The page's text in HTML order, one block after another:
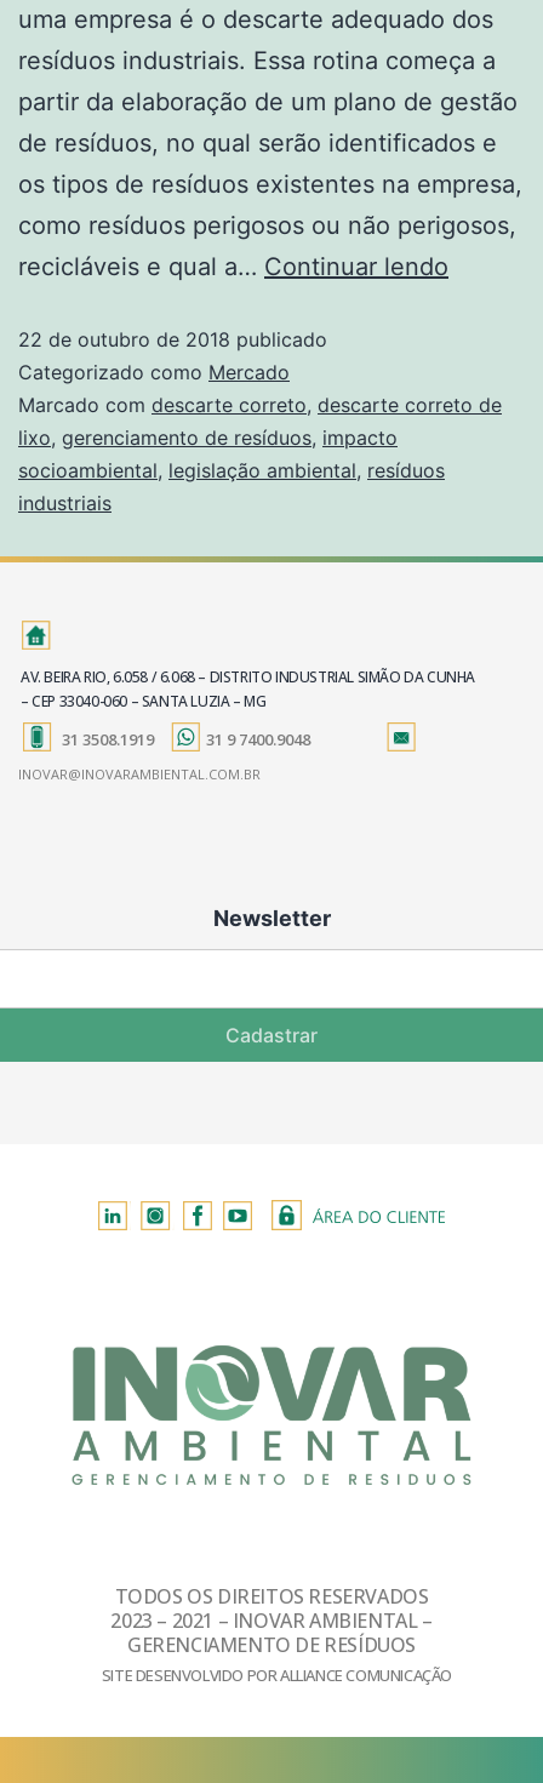
uma empresa é o descarte adequado dos
resíduos industriais. Essa rotina começa a
partir da elaboração de um plano de gestão
de resíduos, no qual serão identificados e
os tipos de resíduos existentes na empresa,
como resíduos perigosos ou não perigosos,
recicláveis e qual a… Continuar lendo
22 de outubro de 2018 publicado
Categorizado como Mercado
Marcado com descarte correto, descarte correto de
lixo, gerenciamento de resíduos, impacto
socioambiental, legislação ambiental, resíduos
industriais
AV. BEIRA RIO, 6.058 / 6.068 – DISTRITO INDUSTRIAL SIMÃO DA CUNHA
– CEP 33040-060 – SANTA LUZIA – MG
31 3508.1919 31 9 7400.9048
INOVAR@INOVARAMBIENTAL.COM.BR
Newsletter
Cadastrar
TODOS OS DIREITOS RESERVADOS
2023 – 2021 – INOVAR AMBIENTAL –
GERENCIAMENTO DE RESÍDUOS
SITE DESENVOLVIDO POR ALLIANCE COMUNICAÇÃO